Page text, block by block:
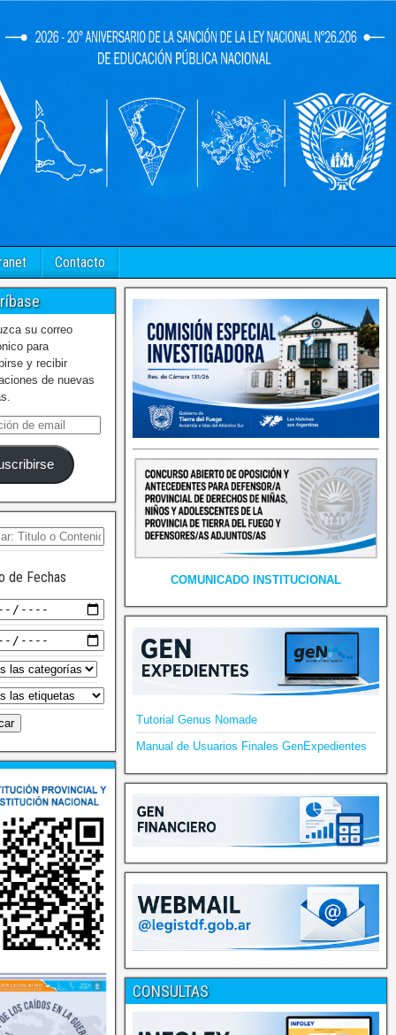
Contacto
su correo
para
y recibir
de nuevas
de Fechas COMUNICADO INSTITUCIONAL
Tutorial Genus Nomade
Manual de Usuarios Finales GenExpedientes
CONSULTAS